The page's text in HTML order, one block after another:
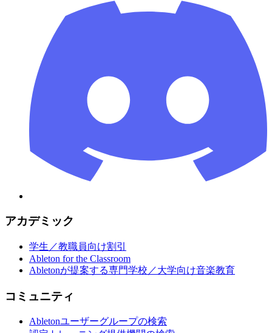
アカデミック
学生／教職員向け割引
Ableton for the Classroom
Abletonが提案する専門学校／大学向け音楽教育
コミュニティ
Abletonユーザーグループの検索